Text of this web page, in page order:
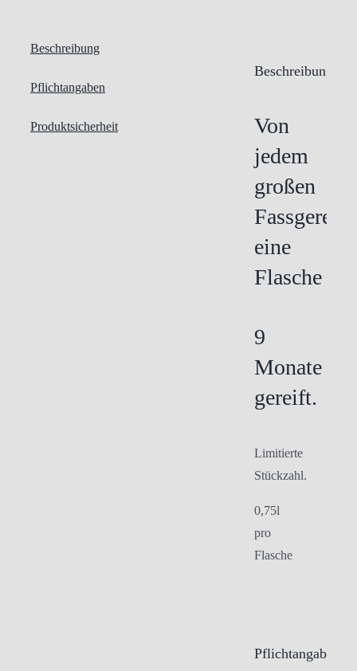
Beschreibung
Pflichtangaben
Produktsicherheit
Beschreibung
Von
jedem
großen
eine
Flasche
9
Monate
gereift.
Limitierte
Stückzahl.
0,75l
pro
Flasche
Pflichtangaben